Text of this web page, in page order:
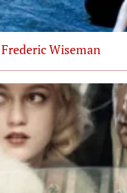
Wiseman